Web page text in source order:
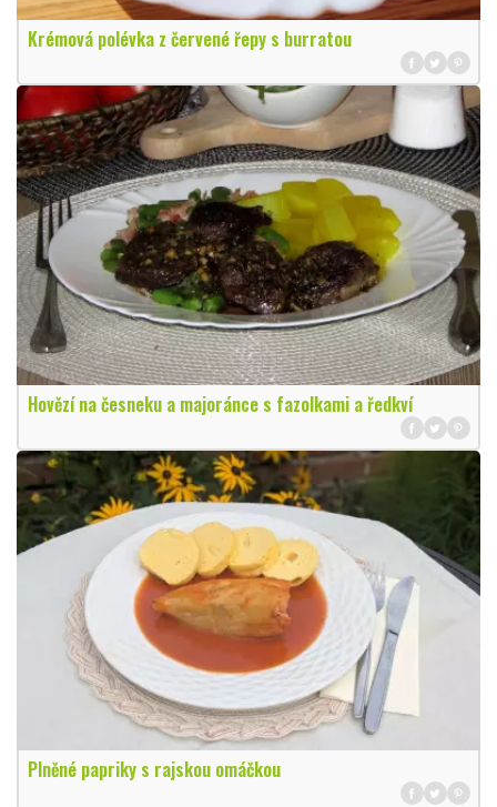
Krémová polévka z červené řepy s burratou
Hovězí na česneku a majoránce s fazolkami a ředkví
Plněné papriky s rajskou omáčkou